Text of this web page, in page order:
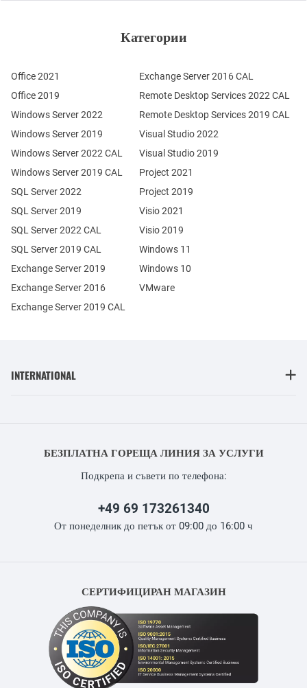
Категории
Office 2021
Office 2019
Windows Server 2022
Windows Server 2019
Exchange Server 2019
Exchange Server 2016
SQL Server 2022
SQL Server 2019
Windows Server 2022 CAL
Windows Server 2019 CAL
SQL Server 2022 CAL
SQL Server 2019 CAL
Remote Desktop Services 2022 CAL
Remote Desktop Services 2019 CAL
Exchange Server 2019 CAL
Exchange Server 2016 CAL
Visual Studio 2022
Visual Studio 2019
Project 2021
Project 2019
Visio 2021
Visio 2019
Windows 11
Windows 10
VMware
INTERNATIONAL
БЕЗПЛАТНА ГОРЕЩА ЛИНИЯ ЗА УСЛУГИ
Подкрепа и съвети по телефона:
+49 69 173261340
От понеделник до петък от 09:00 до 16:00 ч
СЕРТИФИЦИРАН МАГАЗИН